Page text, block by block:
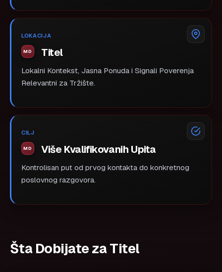
LOKACIJA
Titel
Lokalni Kontekst, Jasna Ponuda i Signali Poverenja
Relevantni za Tržište.
CILJ
Više Kvalifikovanih Upita
Kontrolisan put od prvog kontakta do konkretnog
poslovnog razgovora.
Šta Dobijate za Titel